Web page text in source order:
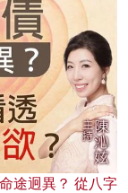
途迥異？ 從八字